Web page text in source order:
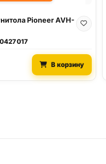
Pioneer AVH-
В корзину
условия